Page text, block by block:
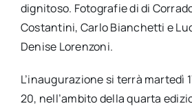
dignitoso. Fotografie di di
Costantini, Carlo Bianchetti e
Denise Lorenzoni.
L’inaugurazione si terrà martedì
20, nell’ambito della quarta